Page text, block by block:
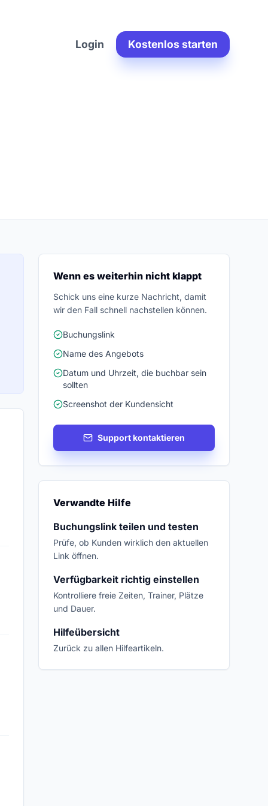
Login Kostenlos starten
Wenn es weiterhin nicht klappt
Schick uns eine kurze Nachricht, damit
wir den Fall schnell nachstellen können.
Buchungslink
Name des Angebots
Datum und Uhrzeit, die buchbar sein
sollten
Screenshot der Kundensicht
Support kontaktieren
Verwandte Hilfe
Buchungslink teilen und testen
Prüfe, ob Kunden wirklich den aktuellen
Link öffnen.
Verfügbarkeit richtig einstellen
Kontrolliere freie Zeiten, Trainer, Plätze
und Dauer.
Hilfeübersicht
Zurück zu allen Hilfeartikeln.